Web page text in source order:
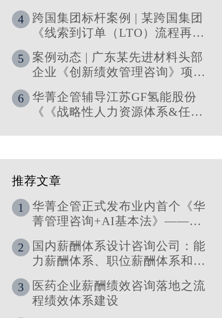
4
跨国集团标杆案例 | 某跨国集团
《线索到订单（LTO）流程再造
与资源优化》 管理咨询项目圆满
落地
5
案例动态 | 广东某先进材料头部
企业《创新绩效管理咨询》项目
6
华菁企管辅导江苏GF氢能股份
《《战略性人力资源体系&任职
推荐文章
1
华菁企管正式发布业内首个《华
菁管理咨询+AI基本法》——让
2
国内薪酬体系设计咨询公司：能
力薪酬体系、职位薪酬体系和技
3
医药企业薪酬绩效咨询落地之流
程绩效体系建设